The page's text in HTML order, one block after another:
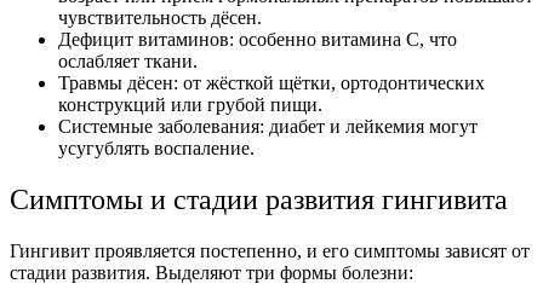
чувствительность дёсен.
Дефицит витаминов: особенно витамина С, что
ослабляет ткани.
Травмы дёсен: от жёсткой щётки, ортодонтических
конструкций или грубой пищи.
Системные заболевания: диабет и лейкемия могут
усугублять воспаление.
Симптомы и стадии развития гингивита
Гингивит проявляется постепенно, и его симптомы зависят от
стадии развития. Выделяют три формы болезни: